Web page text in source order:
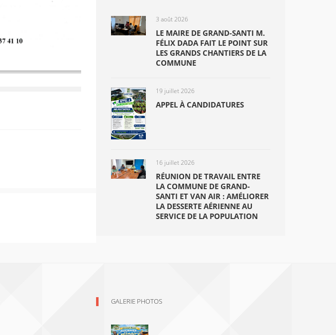
3 août 2026
LE MAIRE DE GRAND-SANTI M.
FÉLIX DADA FAIT LE POINT SUR
LES GRANDS CHANTIERS DE LA
COMMUNE
19 juillet 2026
APPEL À CANDIDATURES
16 juillet 2026
RÉUNION DE TRAVAIL ENTRE
LA COMMUNE DE GRAND-
SANTI ET VAN AIR : AMÉLIORER
LA DESSERTE AÉRIENNE AU
SERVICE DE LA POPULATION
GALERIE PHOTOS